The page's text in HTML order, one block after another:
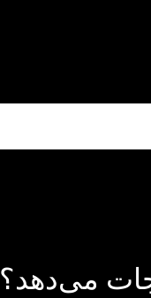
می‌دهد؟